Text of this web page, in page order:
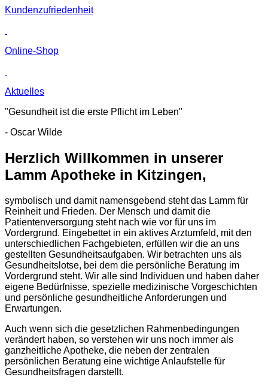
Kunden­zufriedenheit
Online-Shop
Aktuelles
"Gesundheit ist die erste Pflicht im Leben"
- Oscar Wilde
Herzlich Willkommen in unserer
Lamm Apotheke in Kitzingen,
symbolisch und damit namensgebend steht das Lamm für
Reinheit und Frieden. Der Mensch und damit die
Patientenversorgung steht nach wie vor für uns im
Vordergrund. Eingebettet in ein aktives Arztumfeld, mit den
unterschiedlichen Fachgebieten, erfüllen wir die an uns
gestellten Gesundheitsaufgaben. Wir betrachten uns als
Gesundheitslotse, bei dem die persönliche Beratung im
Vordergrund steht. Wir alle sind Individuen und haben daher
eigene Bedürfnisse, spezielle medizinische Vorgeschichten
und persönliche gesundheitliche Anforderungen und
Erwartungen.
Auch wenn sich die gesetzlichen Rahmenbedingungen
verändert haben, so verstehen wir uns noch immer als
ganzheitliche Apotheke, die neben der zentralen
persönlichen Beratung eine wichtige Anlaufstelle für
Gesundheitsfragen darstellt.